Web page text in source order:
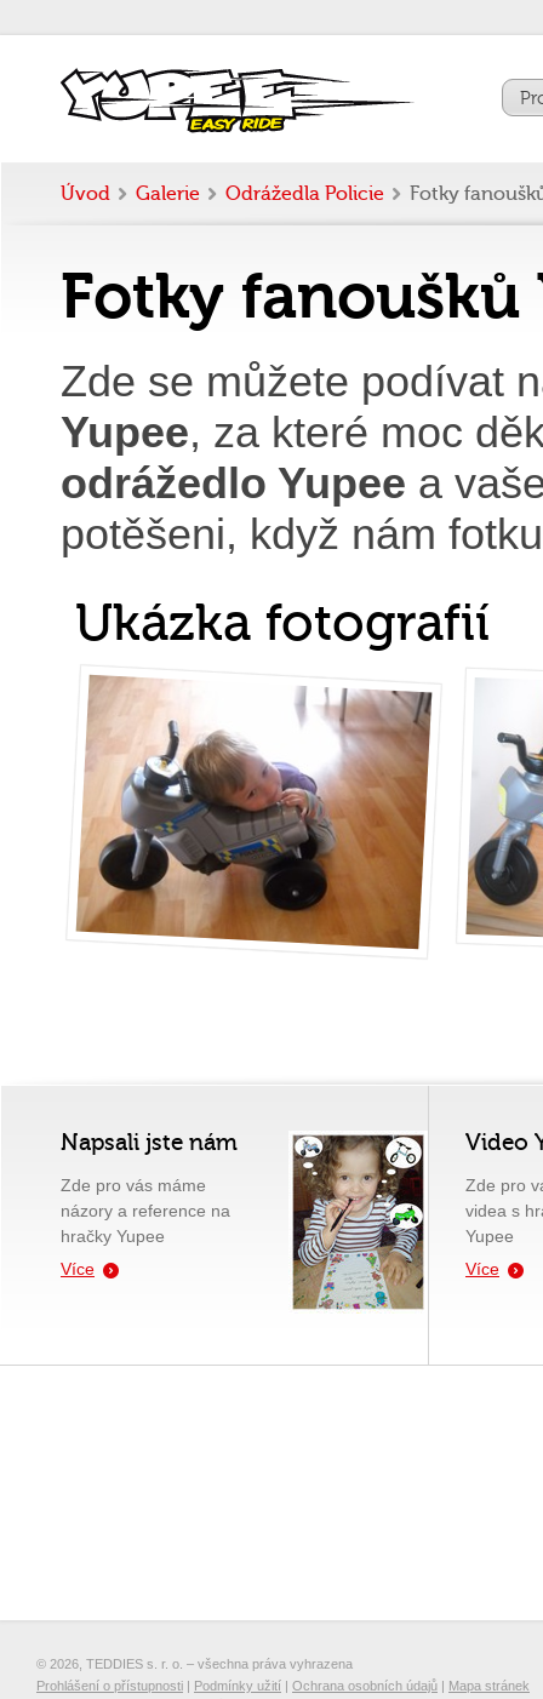
Úvod Galerie Odrážedla Policie Fotky
Fotky fanoušků
Zde se můžete podívat
Yupee, za které moc
odrážedlo Yupee a
potěšeni, když nám
Ukázka fotografií
Napsali jste nám
Zde pro vás máme
názory a reference na
hračky Yupee
Více
Video
Zde pro
videa s
Yupee
Více
© 2026, TEDDIES s. r. o. – všechna práva vyhrazena
Prohlášení o přístupnosti | Podmínky užití | Ochrana osobních údajů | Mapa stránek